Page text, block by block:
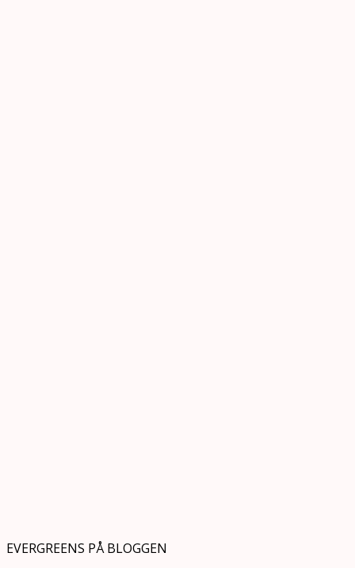
EVERGREENS PÅ BLOGGEN